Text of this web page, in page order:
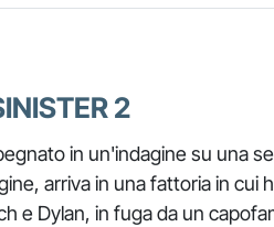
2
in un'indagine su una
arriva in una fattoria in
e Dylan, in fuga da un